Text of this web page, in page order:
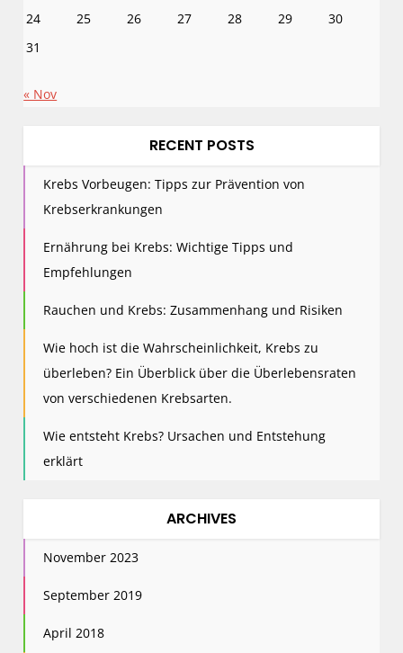
24
25 26 27 28 29
30
31
« Nov
RECENT POSTS
Krebs Vorbeugen: Tipps zur Prävention von
Krebserkrankungen
Ernährung bei Krebs: Wichtige Tipps und
Empfehlungen
Rauchen und Krebs: Zusammenhang und Risiken
Wie hoch ist die Wahrscheinlichkeit, Krebs zu
überleben? Ein Überblick über die Überlebensraten
von verschiedenen Krebsarten.
Wie entsteht Krebs? Ursachen und Entstehung
erklärt
ARCHIVES
November 2023
September 2019
April 2018